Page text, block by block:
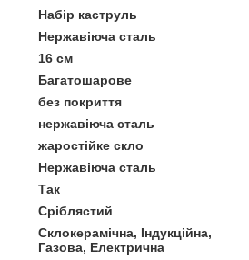
Набір каструль
Нержавіюча сталь
16 см
Багатошарове
без покриття
нержавіюча сталь
жаростійке скло
Нержавіюча сталь
Так
Сріблястий
Склокерамічна, Індукційна,
Газова, Електрична